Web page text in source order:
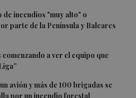
de incendios "muy alto" o
parte de la Península y Baleares
comenzando a ver el equipo que
avión y más de 100 brigadas se
por un incendio forestal